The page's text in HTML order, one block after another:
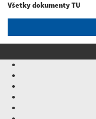
Všetky dokumenty TU